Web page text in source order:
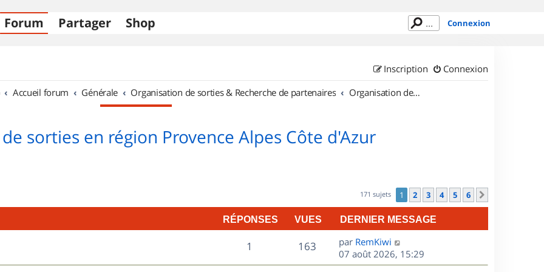
Forum Partager Shop Connexion
Connexion
Inscription
Accueil forum Générale Organisation de sorties & Recherche de partenaires Organisation de sorties en région Provence Alpes Côte d'Azur
sorties en région Provence Alpes Côte d'Azur
171 sujets 1 2 3 4 5 6
RÉPONSES VUES DERNIER MESSAGE
1
é
163V
u
D
e
r
par RemKiwi
07 août 2026, 15:29